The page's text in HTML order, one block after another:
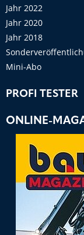
Jahr 2022
Jahr 2020
Jahr 2018
Mini-Abo
PROFI TESTER
ONLINE-